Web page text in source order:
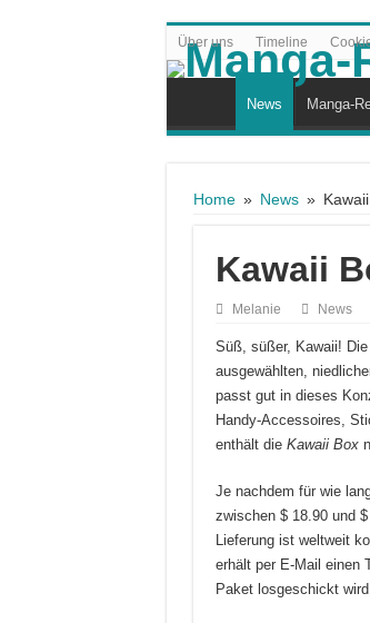
Über uns Timeline
News Manga-
Home » News »
Kawaii
Melanie News
Süß, süßer, Kawaii! Die
ausgewählten,
passt gut in dieses
Handy-Accessoires,
enthält die Kawaii Box
Je nachdem für wie
zwischen $ 18.90 und
Lieferung ist weltweit
erhält per E-Mail einen
Paket losgeschickt